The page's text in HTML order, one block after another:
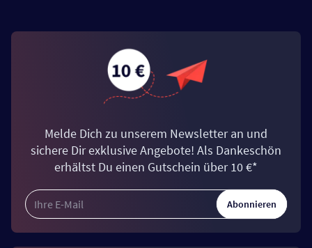
Melde Dich zu unserem Newsletter an und
sichere Dir exklusive Angebote! Als Dankeschön
erhältst Du einen Gutschein über 10 €*
Abonnieren